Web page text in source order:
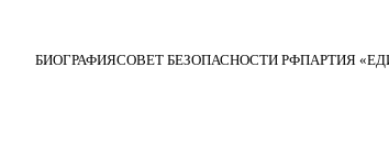
БИОГРАФИЯСОВЕТ БЕЗОПАСНОСТИ РФПАРТИЯ